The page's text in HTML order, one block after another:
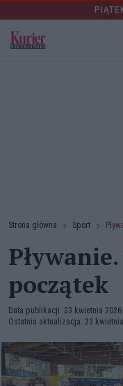
Strona główna Sport
początek
Data publikacji: 23 kwietnia 2026
Ostatnia aktualizacja: 23